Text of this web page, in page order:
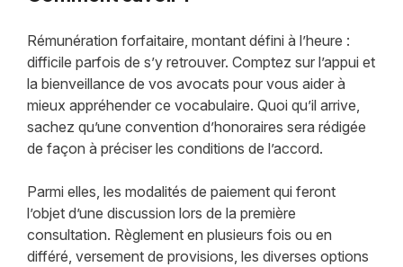
Rémunération forfaitaire, montant défini à l’heure :
difficile parfois de s’y retrouver. Comptez sur l’appui et
la bienveillance de vos avocats pour vous aider à
mieux appréhender ce vocabulaire. Quoi qu’il arrive,
sachez qu’une convention d’honoraires sera rédigée
de façon à préciser les conditions de l’accord.
Parmi elles, les modalités de paiement qui feront
l’objet d’une discussion lors de la première
consultation. Règlement en plusieurs fois ou en
différé, versement de provisions, les diverses options